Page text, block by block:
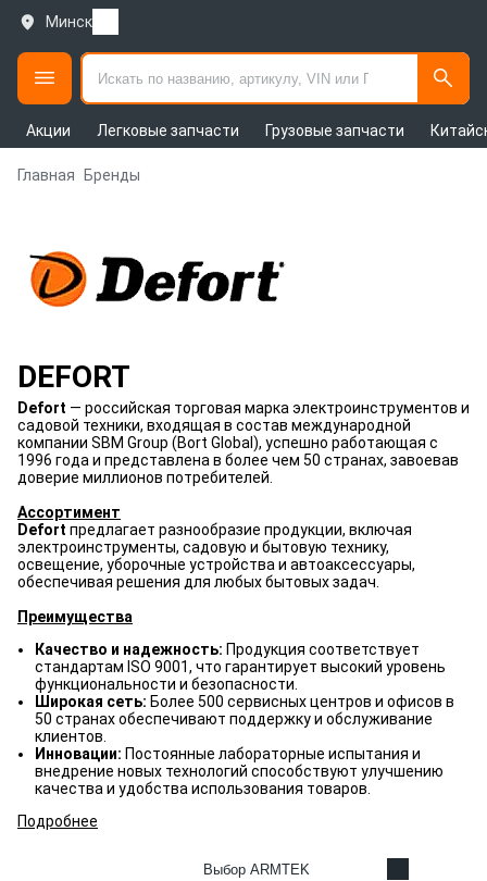
Минск
Акции Легковые запчасти Грузовые запчасти
Главная Бренды
DEFORT
Defort — российская торговая марка электроинструментов и
садовой техники, входящая в состав международной
компании SBM Group (Bort Global), успешно работающая с
1996 года и представлена в более чем 50 странах, завоевав
доверие миллионов потребителей.
Ассортимент
Defort предлагает разнообразие продукции, включая
электроинструменты, садовую и бытовую технику,
освещение, уборочные устройства и автоаксессуары,
обеспечивая решения для любых бытовых задач.
Преимущества
Качество и надежность: Продукция соответствует
стандартам ISO 9001, что гарантирует высокий уровень
функциональности и безопасности.
Широкая сеть: Более 500 сервисных центров и офисов в
50 странах обеспечивают поддержку и обслуживание
клиентов.
Инновации: Постоянные лабораторные испытания и
внедрение новых технологий способствуют улучшению
качества и удобства использования товаров.
Подробнее
Выбор ARMTEK